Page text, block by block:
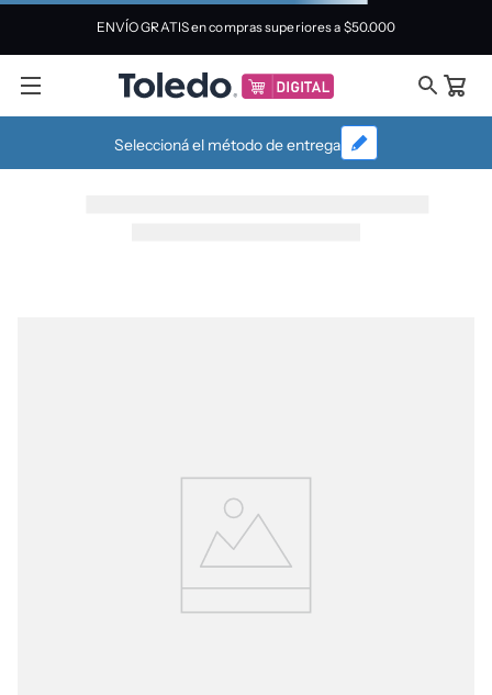
ENVÍO GRATIS en compras superiores a $50.000
Seleccioná el método de entrega